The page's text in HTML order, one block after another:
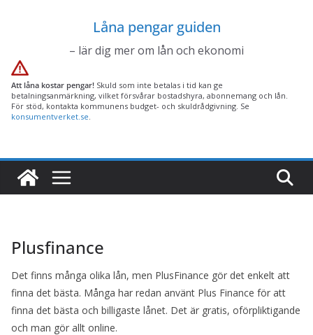
Låna pengar guiden
– lär dig mer om lån och ekonomi
Att låna kostar pengar! Skuld som inte betalas i tid kan ge
betalningsanmärkning, vilket försvårar bostadshyra, abonnemang och lån.
För stöd, kontakta kommunens budget- och skuldrådgivning. Se
konsumentverket.se.
Plusfinance
Det finns många olika lån, men PlusFinance gör det enkelt att
finna det bästa. Många har redan använt Plus Finance för att
finna det bästa och billigaste lånet. Det är gratis, oförpliktigande
och man gör allt online.